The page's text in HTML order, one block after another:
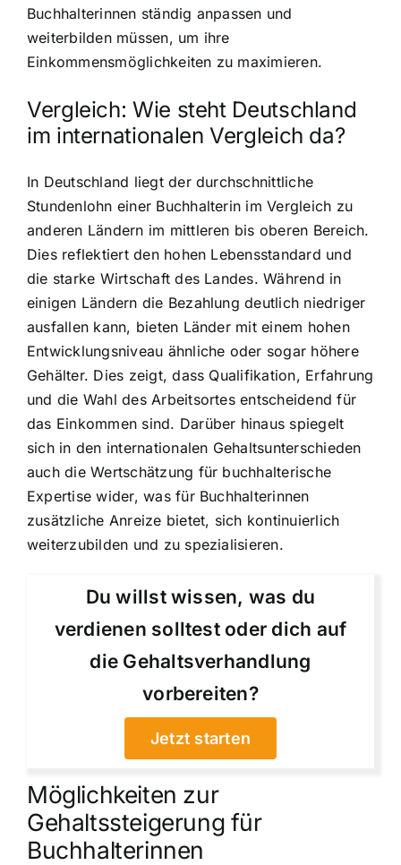
Buchhalterinnen ständig anpassen und
weiterbilden müssen, um ihre
Einkommensmöglichkeiten zu maximieren.
Vergleich: Wie steht Deutschland
im internationalen Vergleich da?
In Deutschland liegt der durchschnittliche
Stundenlohn einer Buchhalterin im Vergleich zu
anderen Ländern im mittleren bis oberen Bereich.
Dies reflektiert den hohen Lebensstandard und
die starke Wirtschaft des Landes. Während in
einigen Ländern die Bezahlung deutlich niedriger
ausfallen kann, bieten Länder mit einem hohen
Entwicklungsniveau ähnliche oder sogar höhere
Gehälter. Dies zeigt, dass Qualifikation, Erfahrung
und die Wahl des Arbeitsortes entscheidend für
das Einkommen sind. Darüber hinaus spiegelt
sich in den internationalen Gehaltsunterschieden
auch die Wertschätzung für buchhalterische
Expertise wider, was für Buchhalterinnen
zusätzliche Anreize bietet, sich kontinuierlich
weiterzubilden und zu spezialisieren.
Du willst wissen, was du
verdienen solltest oder dich auf
die Gehaltsverhandlung
vorbereiten?
Jetzt starten
Möglichkeiten zur
Gehaltssteigerung für
Buchhalterinnen